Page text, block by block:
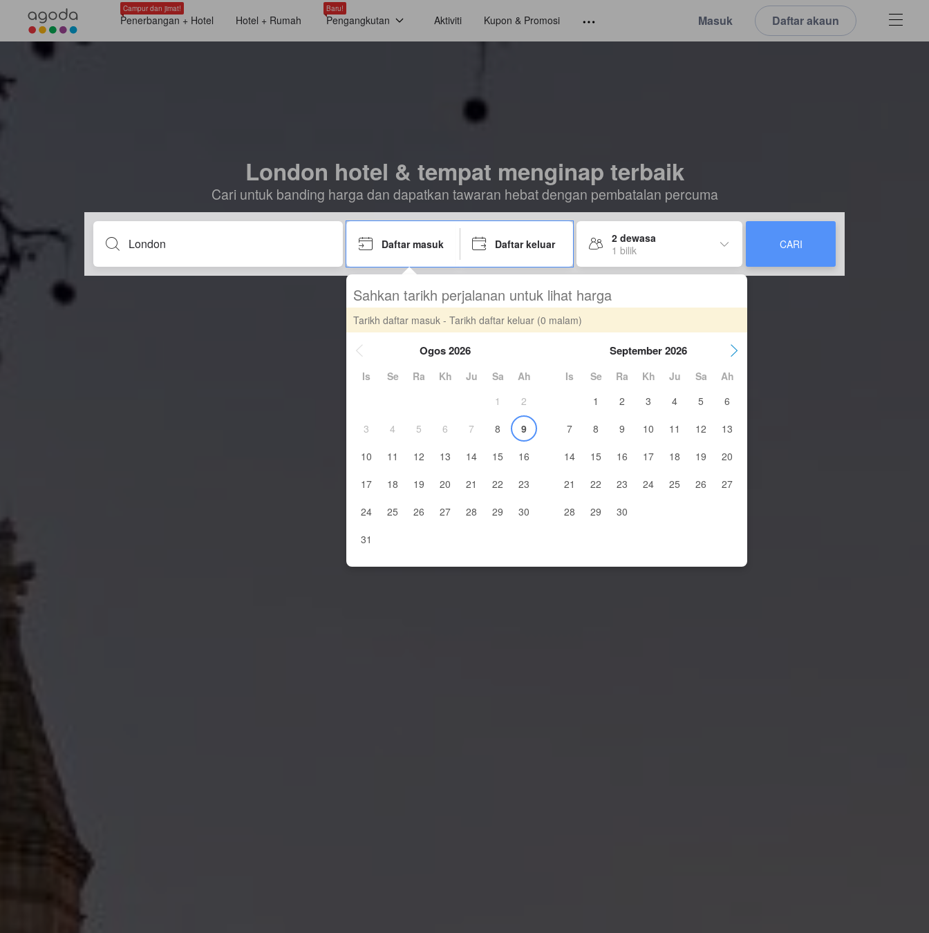
Campur dan jimat!
Penerbangan + Hotel Hotel + Rumah
Baru!
Pengangkutan Aktiviti Kupon & Promosi Masuk Daftar akaun
London hotel & tempat menginap terbaik
Cari untuk banding harga dan dapatkan tawaran hebat dengan pembatalan percuma
Daftar masuk Daftar keluar
2 dewasa
1 bilik
CARI
Sahkan tarikh perjalanan untuk lihat harga
Tarikh daftar masuk - Tarikh daftar keluar (0 malam)
Ogos 2026
Is Se Ra Kh Ju Sa
Ah
1
2
3
4 5 6 7 8
9
10
11 12 13 14 15
16
17
18 19 20 21 22
23
24
25 26 27 28 29
30
31
September 2026
Is Se Ra Kh Ju Sa
Ah
1
2 3 4 5
6
7
8 9 10 11 12
13
14
15 16 17 18 19
20
21
22 23 24 25 26
27
28
29 30